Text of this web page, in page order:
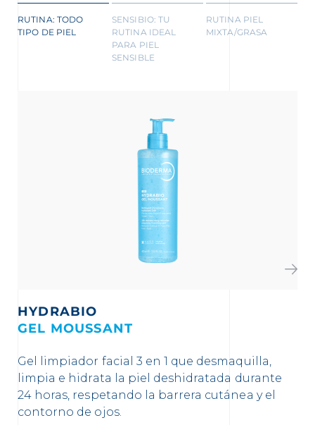
RUTINA: TODO
TIPO DE PIEL
SENSIBIO: TU
RUTINA IDEAL
PARA PIEL
SENSIBLE
RUTINA PIEL
MIXTA/GRASA
HYDRABIO
GEL MOUSSANT
Gel limpiador facial 3 en 1 que desmaquilla,
limpia e hidrata la piel deshidratada durante
24 horas, respetando la barrera cutánea y el
contorno de ojos.